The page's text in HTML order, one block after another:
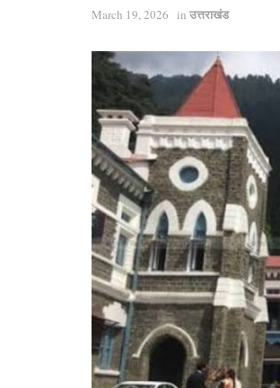
March 19, 2026 in उत्तराखंड